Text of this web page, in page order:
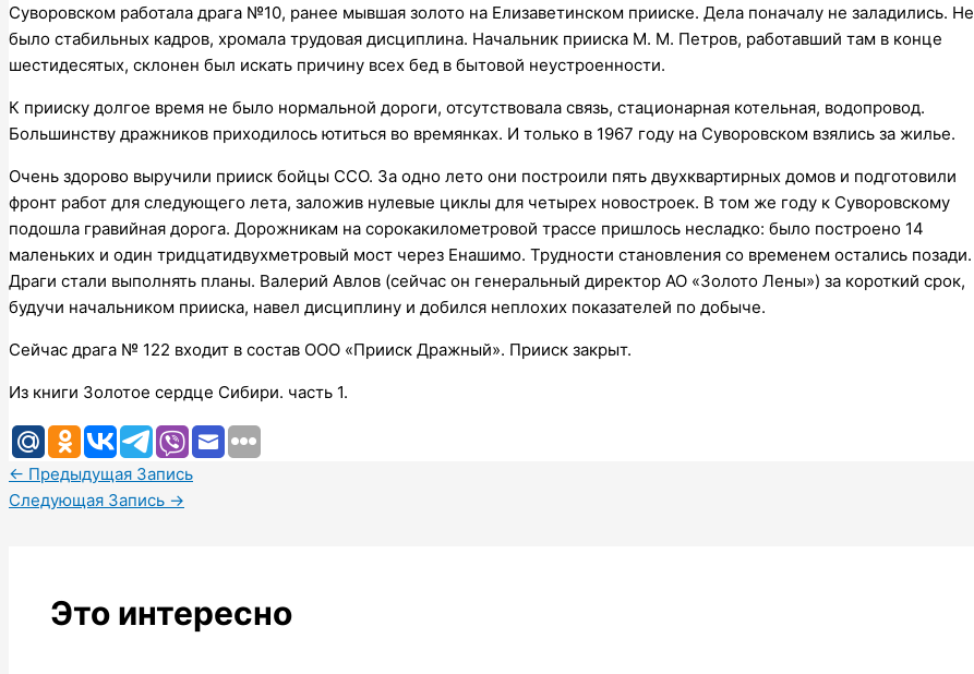
Суворовском работала драга №10, ранее мывшая золото на Елизаветинском прииске. Дела поначалу не заладились. Не
было стабильных кадров, хромала трудовая дисциплина. Начальник прииска М. М. Петров, работавший там в конце
шестидесятых, склонен был искать причину всех бед в бытовой неустроенности.
К прииску долгое время не было нормальной дороги, отсутствовала связь, стационарная котельная, водопровод.
Большинству дражников приходилось ютиться во времянках. И только в 1967 году на Суворовском взялись за жилье.
Очень здорово выручили прииск бойцы ССО. За одно лето они построили пять двухквартирных домов и подготовили
фронт работ для следующего лета, заложив нулевые циклы для четырех новостроек. В том же году к Суворовскому
подошла гравийная дорога. Дорожникам на сорокакилометровой трассе пришлось несладко: было построено 14
маленьких и один тридцатидвухметровый мост через Енашимо. Трудности становления со временем остались позади.
Драги стали выполнять планы. Валерий Авлов (сейчас он генеральный директор АО «Золото Лены») за короткий срок,
будучи начальником прииска, навел дисциплину и добился неплохих показателей по добыче.
Сейчас драга № 122 входит в состав ООО «Прииск Дражный». Прииск закрыт.
Из книги Золотое сердце Сибири. часть 1.
← Предыдущая Запись
Следующая Запись →
Это интересно